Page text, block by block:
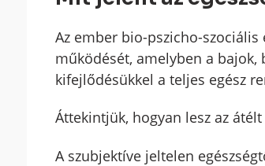
Az ember bio-pszicho-
működését, amelyben a
kifejlődésükkel a teljes egész
Áttekintjük, hogyan lesz az
A szubjektíve jeltelen